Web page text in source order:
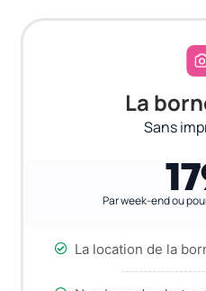
La
Sans
Par week-end ou
La location de la